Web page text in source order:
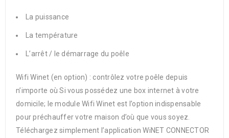
La puissance
La température
L’arrêt / le démarrage du poêle
Wifi Winet (en option) : contrôlez votre poêle depuis
n’importe où Si vous possédez une box internet à votre
domicile; le module Wifi Winet est l’option indispensable
pour préchauffer votre maison d’où que vous soyez.
Téléchargez simplement l’application WiNET CONNECTOR